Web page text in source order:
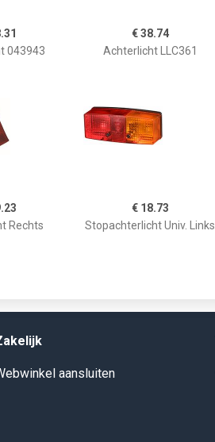
043943
€ 38.74
Achterlicht LLC361
Rechts
€ 18.73
Stopachterlicht Univ. Links
aansluiten